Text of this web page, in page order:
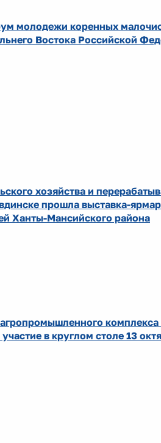
молодежи коренных
Востока Российской
хозяйства и
прошла выставка-
Ханты-Мансийского района
в круглом столе 13